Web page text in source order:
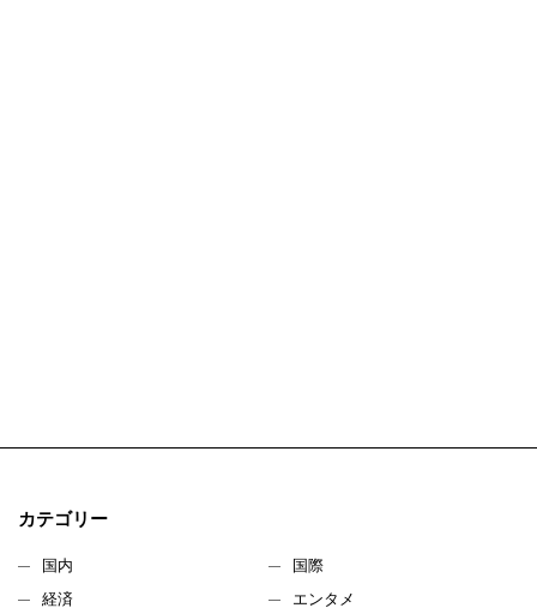
カテゴリー
国内
国際
経済
エンタメ